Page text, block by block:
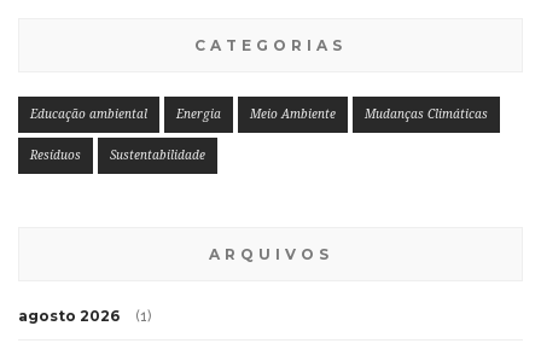
CATEGORIAS
Educação ambiental Energia Meio Ambiente Mudanças Climáticas
Resíduos Sustentabilidade
ARQUIVOS
agosto 2026 (1)